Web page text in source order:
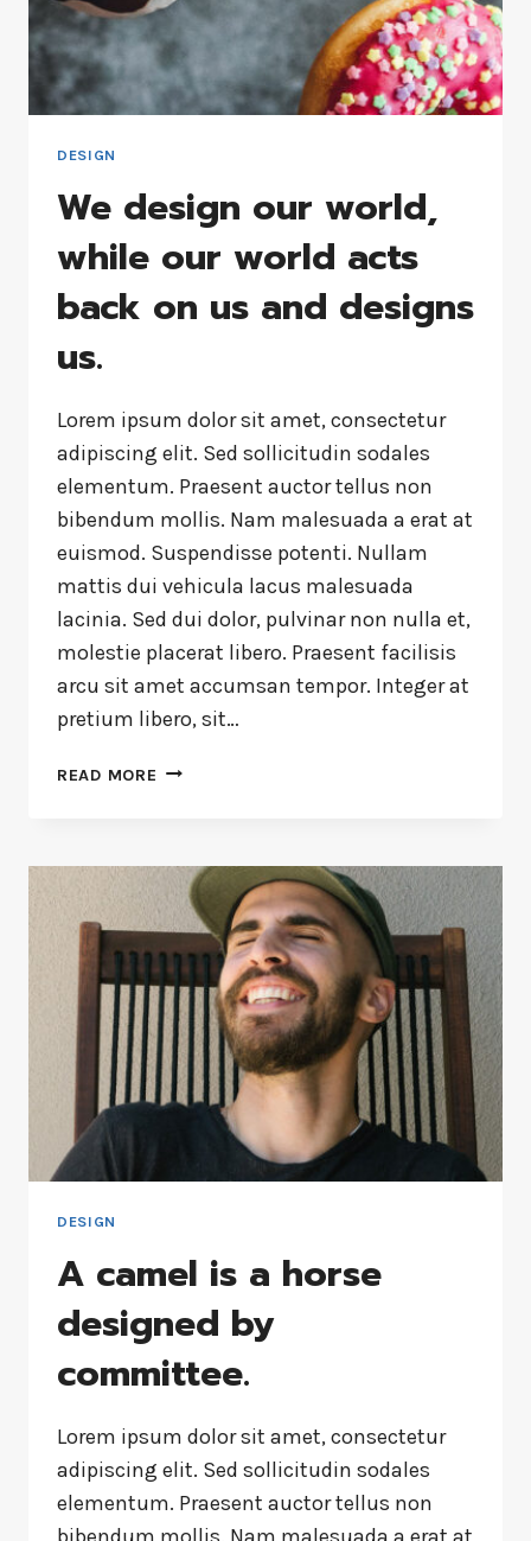
DESIGN
We design our world,
while our world acts
back on us and designs
us.
Lorem ipsum dolor sit amet, consectetur
adipiscing elit. Sed sollicitudin sodales
elementum. Praesent auctor tellus non
bibendum mollis. Nam malesuada a erat at
euismod. Suspendisse potenti. Nullam
mattis dui vehicula lacus malesuada
lacinia. Sed dui dolor, pulvinar non nulla et,
molestie placerat libero. Praesent facilisis
arcu sit amet accumsan tempor. Integer at
pretium libero, sit…
READ MORE
DESIGN
A camel is a horse
designed by
committee.
Lorem ipsum dolor sit amet, consectetur
adipiscing elit. Sed sollicitudin sodales
elementum. Praesent auctor tellus non